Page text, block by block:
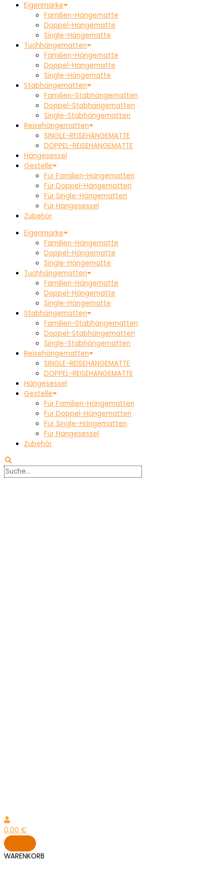
Eigenmarke
Familien-Hängematte
Doppel-Hängematte
Single-Hängematte
Tuchhängematten
Familien-Hängematte
Doppel-Hängematte
Single-Hängematte
Stabhängematten
Familien-Stabhängematten
Doppel-Stabhängematten
Single-Stabhängematten
Reisehängematten
SINGLE-REISEHÄNGEMATTE
DOPPEL-REISEHÄNGEMATTE
Hängesessel
Gestelle
Für Familien-Hängematten
Für Doppel-Hängematten
Für Single-Hängematten
Für Hängesessel
Zubehör
Eigenmarke
Familien-Hängematte
Doppel-Hängematte
Single-Hängematte
Tuchhängematten
Familien-Hängematte
Doppel-Hängematte
Single-Hängematte
Stabhängematten
Familien-Stabhängematten
Doppel-Stabhängematten
Single-Stabhängematten
Reisehängematten
SINGLE-REISEHÄNGEMATTE
DOPPEL-REISEHÄNGEMATTE
Hängesessel
Gestelle
Für Familien-Hängematten
Für Doppel-Hängematten
Für Single-Hängematten
Für Hängesessel
Zubehör
0,00 €
WARENKORB